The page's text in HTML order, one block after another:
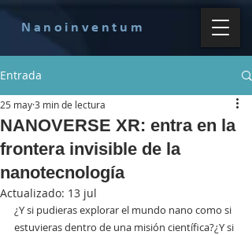
Nanoinventum
Entrada
NANOVERSE XR: entra en la
frontera invisible de la
nanotecnología
25 may3 min de lectura
Actualizado: 13 jul
¿Y si pudieras explorar el mundo nano como si
estuvieras dentro de una misión científica?¿Y si